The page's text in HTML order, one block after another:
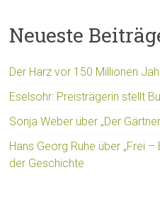
Neueste
Der Harz vor 150 Millionen
Eselsohr: Preisträgerin stellt
Sonja Weber über „Der
Hans Georg Ruhe über „Frei
der Geschichte